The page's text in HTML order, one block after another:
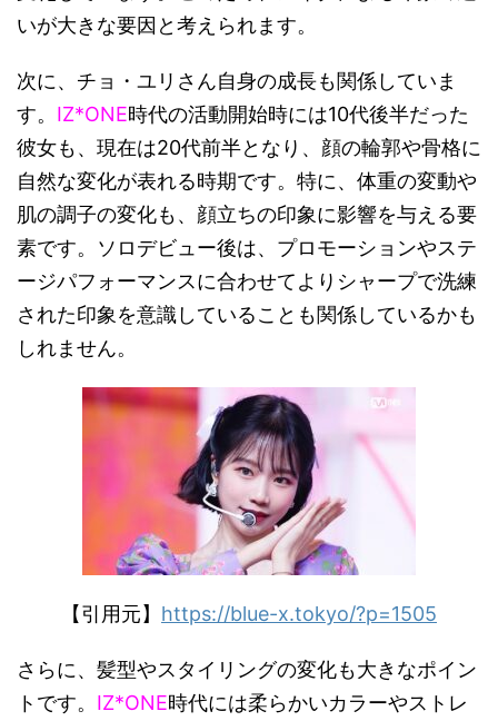
いが大きな要因と考えられます。
次に、チョ・ユリさん自身の成長も関係していま
す。 IZ*ONE時代の活動開始時には10代後半だった
彼女も、現在は20代前半となり、顔の輪郭や骨格に
自然な変化が表れる時期です。特に、体重の変動や
肌の調子の変化も、顔立ちの印象に影響を与える要
素です。ソロデビュー後は、プロモーションやステ
ージパフォーマンスに合わせてよりシャープで洗練
された印象を意識していることも関係しているかも
しれません。
【引用元】 https://blue-x.tokyo/?p=1505
さらに、髪型やスタイリングの変化も大きなポイン
トです。 IZ*ONE時代には柔らかいカラーやストレ